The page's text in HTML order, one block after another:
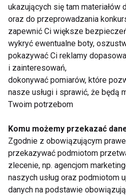
składnikiem zdrowych
pracownikom na home
przy sobie zdrową
jogurtów czy orzechów.
jedzenia niezdrowych i
produktów, jakimi są chipsy
podpowiada Magdalena
kliniczny.
Podstawą w realizacji
jest zapewnienie sobie
żywności i zamiana
zdrowe. Cukierki możemy
owocami, chipsy
ukazujących się tam materiałów
oraz do przeprowadzania
zapewnić Ci większe
wykryć ewentualne boty,
pokazywać Ci reklamy
i zainteresowań,
dokonywać pomiarów, które
nasze usługi i sprawić, że będą
Twoim potrzebom
Komu możemy przekazać
Zgodnie z obowiązującym
przekazywać podmiotom
zlecenie, np. agencjom
naszych usług oraz podmiotom
danych na podstawie